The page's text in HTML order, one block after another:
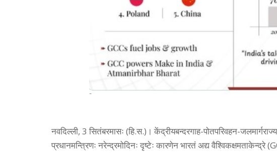
नवदिल्ली, 3 सितंबरमासः (हि.स.)। केंद्रीयबन्दरगाह-पोतपरिवहन-
प्रधानमन्त्रिणः नरेन्द्रमोदिनः दृष्टेः कारणेन भारतं अद्य वैश्विकक्षमताकेन्द्रे